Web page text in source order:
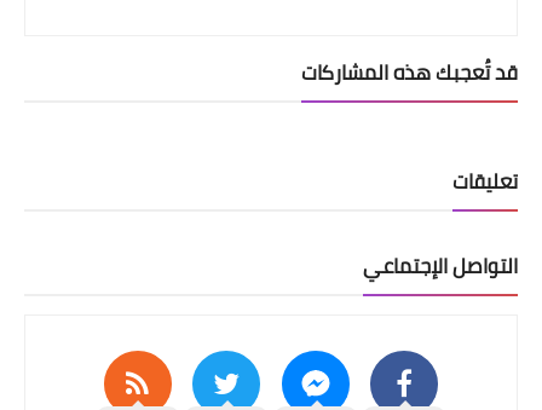
قد تُعجبك هذه المشاركات
تعليقات
التواصل الإجتماعي